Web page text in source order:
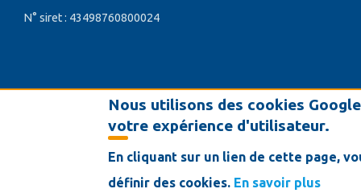
N° siret : 43498760800024
Conditions générales de vente
Nous utilisons des cookies
votre expérience d'utilisateur.
En cliquant sur un lien de cette page,
définir des cookies. En savoir plus